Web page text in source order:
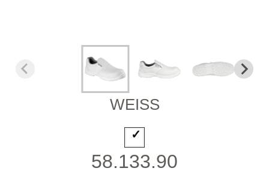
WEISS
58.133.90